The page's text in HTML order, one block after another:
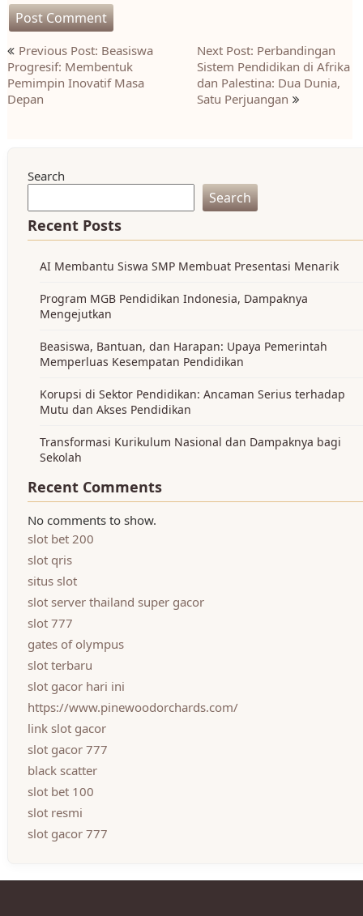
Post
navigation
Previous Post: Beasiswa
Progresif: Membentuk
Pemimpin Inovatif Masa
Depan
Next Post: Perbandingan
Sistem Pendidikan di Afrika
dan Palestina: Dua Dunia,
Satu Perjuangan
Search
Search
Recent Posts
AI Membantu Siswa SMP Membuat Presentasi Menarik
Program MGB Pendidikan Indonesia, Dampaknya
Mengejutkan
Beasiswa, Bantuan, dan Harapan: Upaya Pemerintah
Memperluas Kesempatan Pendidikan
Korupsi di Sektor Pendidikan: Ancaman Serius terhadap
Mutu dan Akses Pendidikan
Transformasi Kurikulum Nasional dan Dampaknya bagi
Sekolah
Recent Comments
No comments to show.
slot bet 200
slot qris
situs slot
slot server thailand super gacor
slot 777
gates of olympus
slot terbaru
slot gacor hari ini
https://www.pinewoodorchards.com/
link slot gacor
slot gacor 777
black scatter
slot bet 100
slot resmi
slot gacor 777